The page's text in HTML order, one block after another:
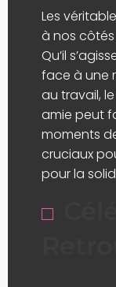
Les
à nos
Qu’il
face à une
au travail,
amie peut
moments
cruciaux
pour la